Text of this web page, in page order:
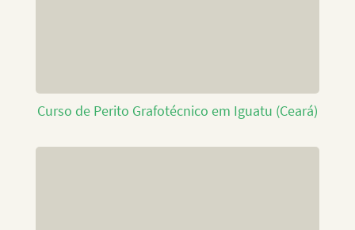
Curso de Perito Grafotécnico em Iguatu (Ceará)